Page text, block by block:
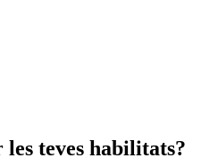
teves habilitats?